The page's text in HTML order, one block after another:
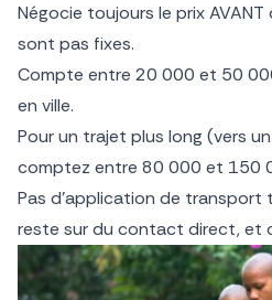
Négocie toujours le prix
sont pas fixes.
Compte entre 20 000 et 50
en ville.
Pour un trajet plus long (vers
comptez entre 80 000 et 150
Pas d’application de transport
reste sur du contact direct, et